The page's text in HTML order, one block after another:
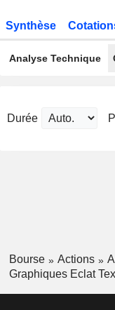
Synthèse
Analyse Technique
Durée
Bourse Actions
Graphiques Eclat